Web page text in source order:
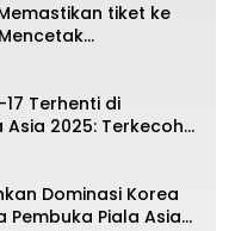
tiket ke
atas Yaman 4-1 di
Terhenti di
Asia 2025: Terkecoh
Dominasi Korea
Pembuka Piala Asia